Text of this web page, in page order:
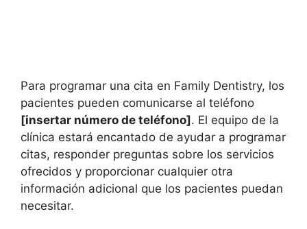
Para programar una cita en Family Dentistry, los
pacientes pueden comunicarse al teléfono
[insertar número de teléfono]. El equipo de la
clínica estará encantado de ayudar a programar
citas, responder preguntas sobre los servicios
ofrecidos y proporcionar cualquier otra
información adicional que los pacientes puedan
necesitar.